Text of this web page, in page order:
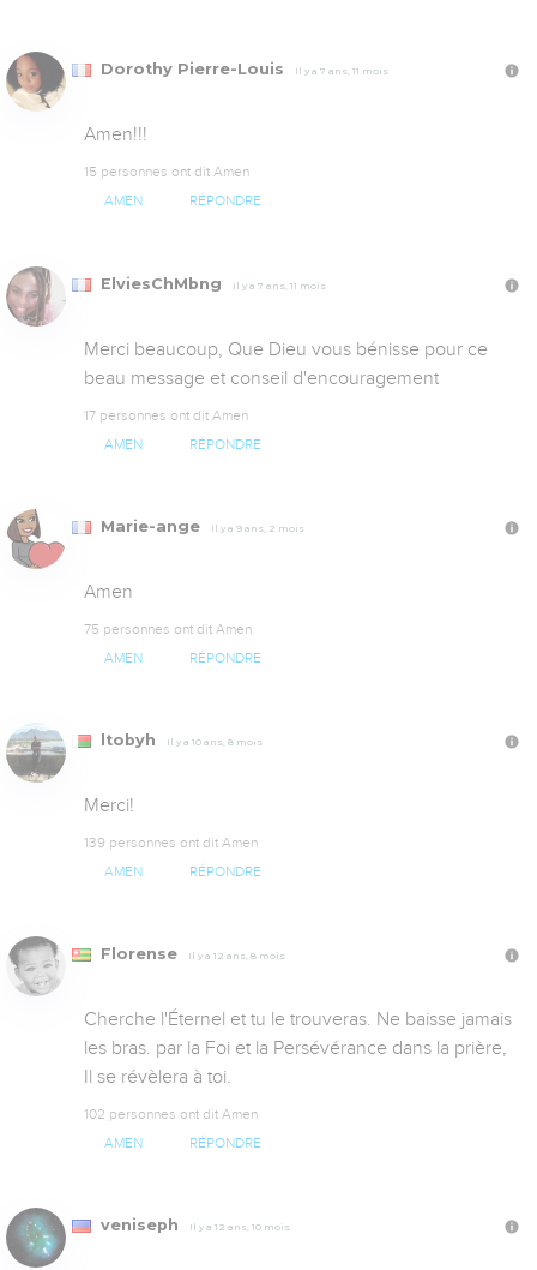
Dorothy Pierre-Louis Il y a 7 ans, 11 mois
Amen!!!
15 personnes ont dit Amen
AMEN RÉPONDRE
ElviesChMbng Il y a 7 ans, 11 mois
Merci beaucoup, Que Dieu vous bénisse pour ce
beau message et conseil d'encouragement
17 personnes ont dit Amen
AMEN RÉPONDRE
Marie-ange Il y a 9 ans, 2 mois
Amen
75 personnes ont dit Amen
AMEN RÉPONDRE
ltobyh Il y a 10 ans, 8 mois
Merci!
139 personnes ont dit Amen
AMEN RÉPONDRE
Florense Il y a 12 ans, 8 mois
Cherche l'Éternel et tu le trouveras. Ne baisse jamais
les bras. par la Foi et la Persévérance dans la prière,
Il se révèlera à toi.
102 personnes ont dit Amen
AMEN RÉPONDRE
veniseph Il y a 12 ans, 10 mois